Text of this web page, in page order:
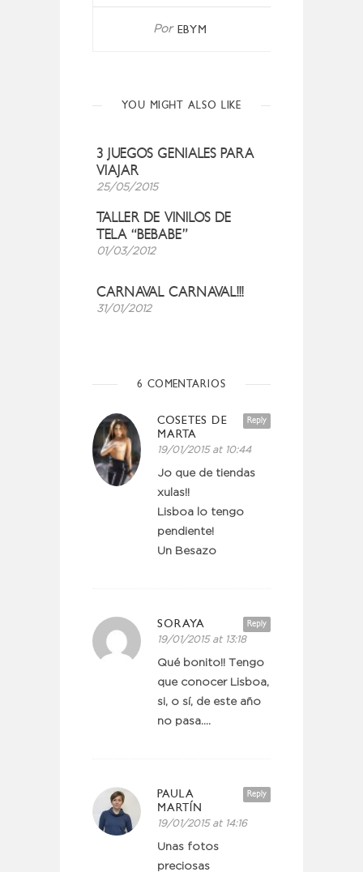
Por EBYM
YOU MIGHT ALSO LIKE
3 JUEGOS GENIALES PARA
VIAJAR
25/05/2015
TALLER DE VINILOS DE
TELA “BEBABE”
01/03/2012
CARNAVAL CARNAVAL!!!
31/01/2012
6 COMENTARIOS
Reply
COSETES DE
MARTA
19/01/2015 at 10:44
Jo que de tiendas
xulas!!
Lisboa lo tengo
pendiente!
Un Besazo
Reply
SORAYA
19/01/2015 at 13:18
Qué bonito!! Tengo
que conocer Lisboa,
si, o sí, de este año
no pasa….
Reply
PAULA
MARTÍN
19/01/2015 at 14:16
Unas fotos
preciosas